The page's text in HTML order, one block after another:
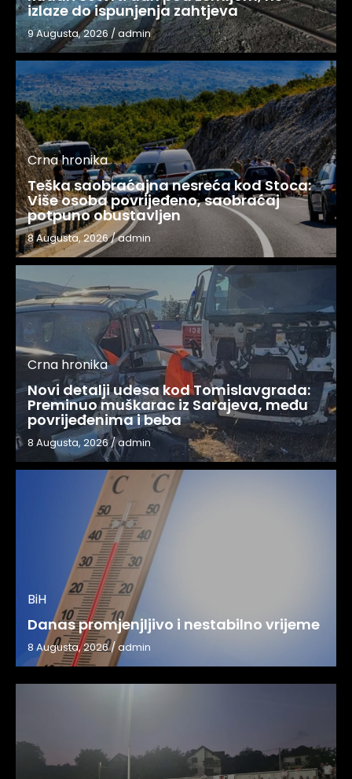
izlaze do ispunjenja zahtjeva
9 Augusta, 2026 /admin
Crna hronika
Teška saobraćajna nesreća kod Stoca:
Više osoba povrijeđeno, saobraćaj
potpuno obustavljen
8 Augusta, 2026/admin
Crna hronika
Novi detalji udesa kod Tomislavgrada:
Preminuo muškarac iz Sarajeva, među
povrijeđenima i beba
8 Augusta, 2026/admin
BiH
Danas promjenjljivo i nestabilno vrijeme
8 Augusta, 2026/admin